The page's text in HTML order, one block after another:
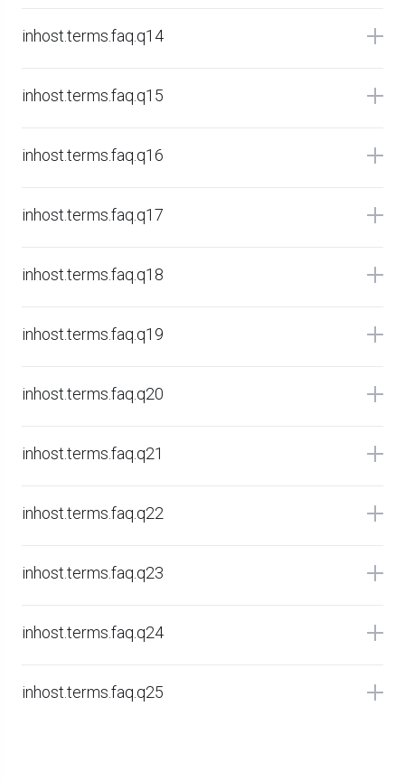
inhost.terms.faq.q14
inhost.terms.faq.q15
inhost.terms.faq.q16
inhost.terms.faq.q17
inhost.terms.faq.q18
inhost.terms.faq.q19
inhost.terms.faq.q20
inhost.terms.faq.q21
inhost.terms.faq.q22
inhost.terms.faq.q23
inhost.terms.faq.q24
inhost.terms.faq.q25